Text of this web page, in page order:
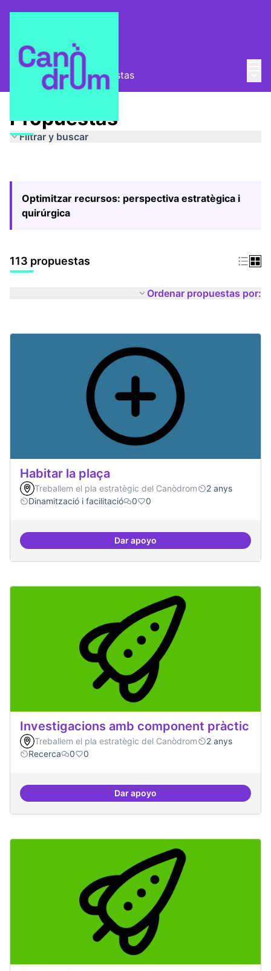
Pla Estratègic Propuestas
Propuestas
Filtrar y buscar
Optimitzar recursos: perspectiva estratègica i
quirúrgica
113 propuestas
Ordenar propuestas por:
Habitar la plaça
Treballem el pla estratègic del Canòdrom
2 anys
Dinamització i facilitació
0 0
Dar apoyoHabitar la plaça
Investigacions amb component pràctic
Treballem el pla estratègic del Canòdrom
2 anys
Recerca
0 0
Dar apoyoInvestigacions amb component